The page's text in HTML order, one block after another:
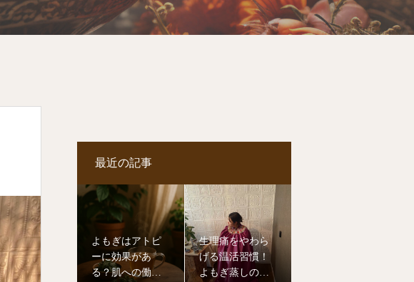
最近の記事
よもぎはアトピ
ーに効果があ
る？肌への働
生理痛をやわら
げる温活習慣！
よもぎ蒸しの効